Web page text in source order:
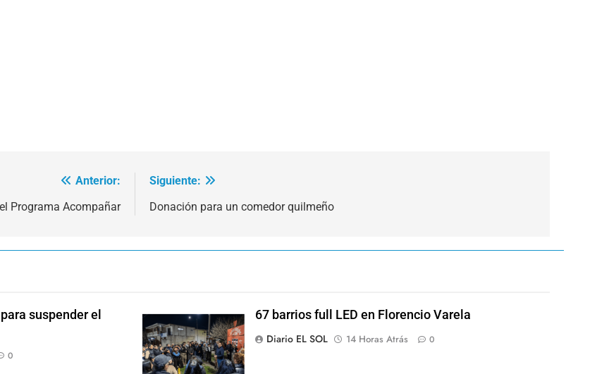
Anterior:
Programa Acompañar
Siguiente:
Donación para un comedor quilmeño
suspender el
0
67 barrios full LED en Florencio Varela
Diario EL SOL
14 Horas Atrás 0